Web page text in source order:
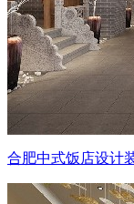
合肥中式饭店设计